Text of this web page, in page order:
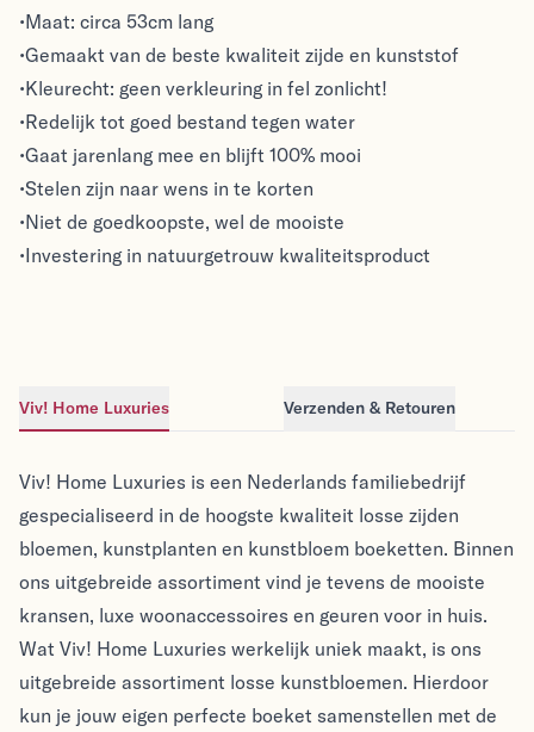
•Maat: circa 53cm lang
•Gemaakt van de beste kwaliteit zijde en kunststof
•Kleurecht: geen verkleuring in fel zonlicht!
•Redelijk tot goed bestand tegen water
•Gaat jarenlang mee en blijft 100% mooi
•Stelen zijn naar wens in te korten
•Niet de goedkoopste, wel de mooiste
•Investering in natuurgetrouw kwaliteitsproduct
Viv! Home Luxuries Verzenden & Retouren
Viv! Home Luxuries
Viv! Home Luxuries
Viv! Home Luxuries is een Nederlands familiebedrijf
gespecialiseerd in de hoogste kwaliteit losse zijden
bloemen, kunstplanten en kunstbloem boeketten. Binnen
ons uitgebreide assortiment vind je tevens de mooiste
kransen, luxe woonaccessoires en geuren voor in huis.
Wat Viv! Home Luxuries werkelijk uniek maakt, is ons
uitgebreide assortiment losse kunstbloemen. Hierdoor
kun je jouw eigen perfecte boeket samenstellen met de